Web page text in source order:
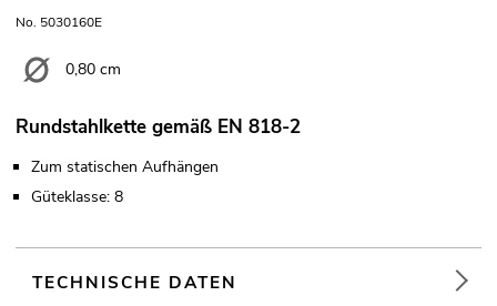
No. 5030160E
0,80 cm
Rundstahlkette gemäß EN 818-2
Zum statischen Aufhängen
Güteklasse: 8
TECHNISCHE DATEN